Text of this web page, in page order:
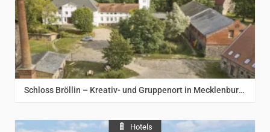
Schloss Bröllin – Kreativ- und Gruppenort in Mecklenburg-Vorpommern
Hotels